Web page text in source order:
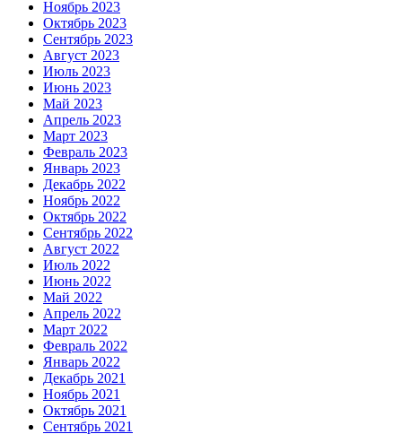
Ноябрь 2023
Октябрь 2023
Сентябрь 2023
Август 2023
Июль 2023
Июнь 2023
Май 2023
Апрель 2023
Март 2023
Февраль 2023
Январь 2023
Декабрь 2022
Ноябрь 2022
Октябрь 2022
Сентябрь 2022
Август 2022
Июль 2022
Июнь 2022
Май 2022
Апрель 2022
Март 2022
Февраль 2022
Январь 2022
Декабрь 2021
Ноябрь 2021
Октябрь 2021
Сентябрь 2021